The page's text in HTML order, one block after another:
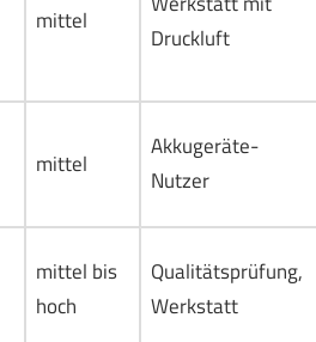
mittel
Druckluft
mittel
Akkugeräte-
Nutzer
mittel bis
hoch
Qualitätsprüfung,
Werkstatt